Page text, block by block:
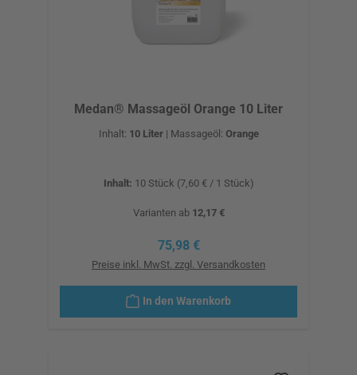
Medan® Massageöl Orange 10 Liter
Inhalt: 10 Liter | Massageöl: Orange
Inhalt: 10 Stück (7,60 € / 1 Stück)
Varianten ab12,17 €
Regulärer Preis:
75,98 €
Preise inkl. MwSt. zzgl. Versandkosten
In den Warenkorb